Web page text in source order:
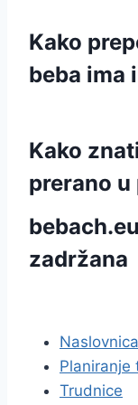
Kako
beba ima
Kako
prerano
zadržana
Naslovnica
Planiranje
Trudnice